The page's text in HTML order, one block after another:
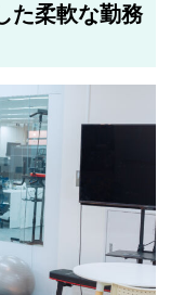
た柔軟な勤務